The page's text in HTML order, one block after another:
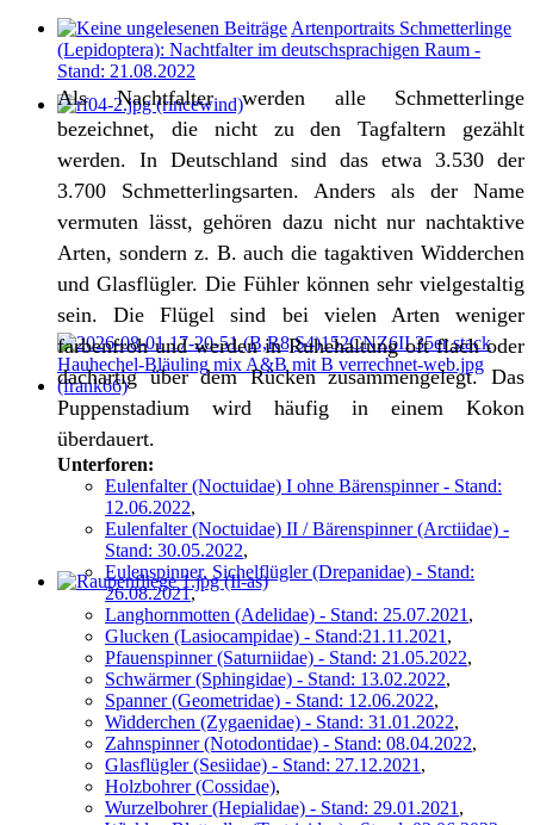
Artenportraits Schmetterlinge
(Lepidoptera): Nachtfalter im deutschsprachigen Raum -
Stand: 21.08.2022
Als Nachtfalter werden alle Schmetterlinge
bezeichnet, die nicht zu den Tagfaltern gezählt
werden. In Deutschland sind das etwa 3.530 der
3.700 Schmetterlingsarten. Anders als der Name
vermuten lässt, gehören dazu nicht nur nachtaktive
Arten, sondern z. B. auch die tagaktiven Widderchen
und Glasflügler. Die Fühler können sehr vielgestaltig
sein. Die Flügel sind bei vielen Arten weniger
farbenfroh und werden in Ruhehaltung oft flach oder
dachartig über dem Rücken zusammengelegt. Das
Puppenstadium wird häufig in einem Kokon
überdauert.
Unterforen:
Eulenfalter (Noctuidae) I ohne Bärenspinner - Stand:
12.06.2022,
Eulenfalter (Noctuidae) II / Bärenspinner (Arctiidae) -
Stand: 30.05.2022,
Eulenspinner, Sichelflügler (Drepanidae) - Stand:
26.08.2021,
Langhornmotten (Adelidae) - Stand: 25.07.2021 ,
Glucken (Lasiocampidae) - Stand:21.11.2021 ,
Pfauenspinner (Saturniidae) - Stand: 21.05.2022,
Schwärmer (Sphingidae) - Stand: 13.02.2022,
Spanner (Geometridae) - Stand: 12.06.2022,
Widderchen (Zygaenidae) - Stand: 31.01.2022,
Zahnspinner (Notodontidae) - Stand: 08.04.2022,
Glasflügler (Sesiidae) - Stand: 27.12.2021 ,
Holzbohrer (Cossidae),
Wurzelbohrer (Hepialidae) - Stand: 29.01.2021 ,